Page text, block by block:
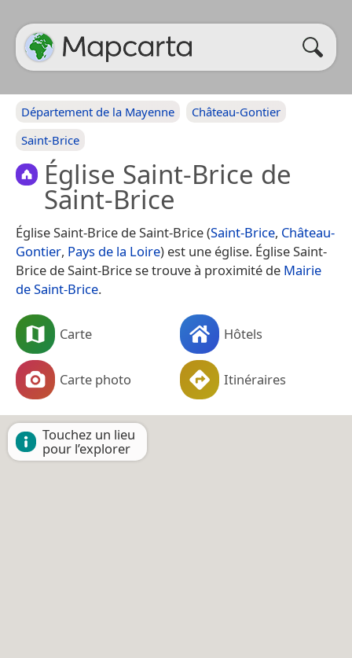
Département de la Mayenne
Château-Gontier
Saint-Brice
Église Saint-Brice de
Saint-Brice
Église Saint-Brice de Saint-Brice (Saint-Brice, Château-
Gontier, Pays de la Loire) est une église. Église Saint-
Brice de Saint-Brice se trouve à proximité de Mairie
de Saint-Brice.
Carte Hôtels
Carte photo Itinéraires
Touchez un lieu
pour l’explorer